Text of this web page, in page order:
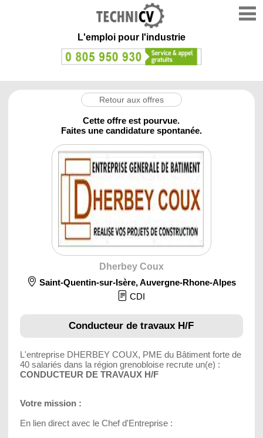
L'emploi pour l'industrie
Retour aux offres
Cette offre est pourvue.
Faites une candidature spontanée.
Dherbey Coux
Saint-Quentin-sur-Isère,Auvergne-Rhone-Alpes
CDI
Conducteur de travaux H/F
L'entreprise DHERBEY COUX, PME du Bâtiment forte de
40 salariés dans la région grenobloise recrute un(e) :
CONDUCTEUR DE TRAVAUX H/F
Votre mission :
En lien direct avec le Chef d'Entreprise :